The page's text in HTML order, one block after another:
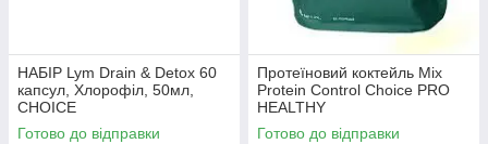
НАБІР Lym Drain & Detox 60
капсул, Хлорофіл, 50мл,
CHOICE
Готово до відправки
Протеїновий коктейль Mix
Protein Control Choice PRO
HEALTHY
Готово до відправки